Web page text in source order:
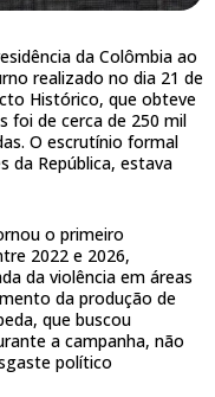
da Colômbia ao
realizado no dia 21 de
Histórico, que obteve
foi de cerca de 250 mil
O escrutínio formal
da República, estava
o primeiro
2022 e 2026,
da violência em áreas
da produção de
que buscou
a campanha, não
político